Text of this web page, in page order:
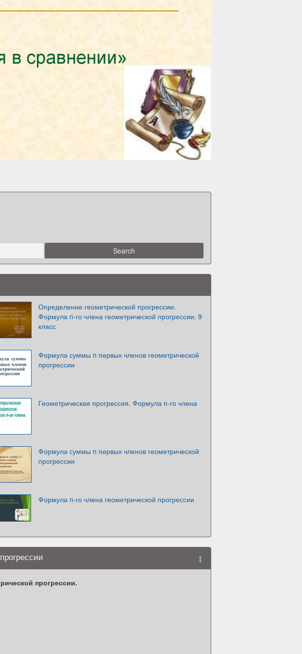
Определение геометрической прогрессии.
Формула n-го члена геометрической прогрессии. 9
класс
Формула суммы n первых членов геометрической
прогрессии
Геометрическая прогрессия. Формула п-го члена
Формула суммы n первых членов геометрической
прогрессии
Формула n-го члена геометрической прогрессии
прогрессии.